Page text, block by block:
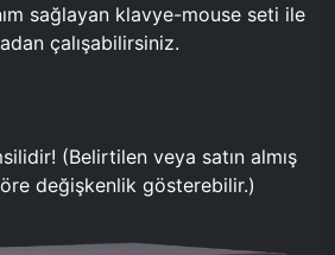
sağlayan klavye-mouse seti ile
çalışabilirsiniz.
(Belirtilen veya satın almış
değişkenlik gösterebilir.)